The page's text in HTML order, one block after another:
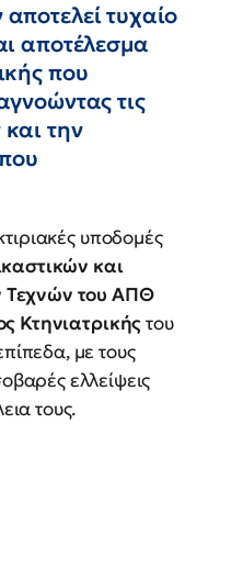
τυχαίο
αποτέλεσμα
που
τις
την
υποδομές
και
του ΑΠΘ
Κτηνιατρικήςτου
με τους
ελλείψεις
τους.